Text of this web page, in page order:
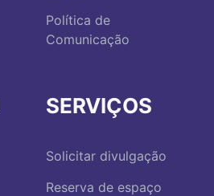
Política de
Comunicação
SERVIÇOS
Solicitar divulgação
Reserva de espaço